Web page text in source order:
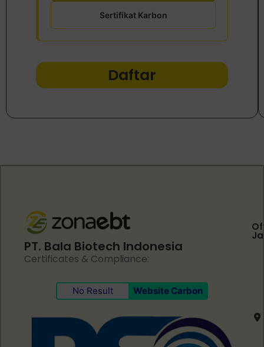
Sertifikat Karbon
Daftar
PT. Bala Biotech Indonesia
Certificates & Compliance:
No Result Website Carbon